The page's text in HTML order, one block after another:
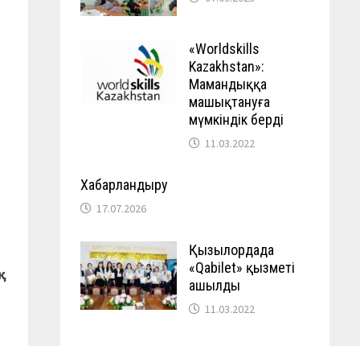
«Worldskills
Kazakhstan»:
Мамандыққа
машықтануға
мүмкіндік берді
11.03.2022
Хабарландыру
17.07.2026
Қызылордада
«Qabilet» қызметі
ашылды
11.03.2022